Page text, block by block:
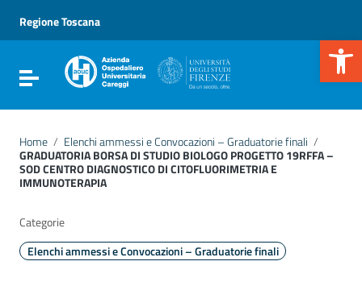
Vai al menu di navigazione
Vai al footer
Regione Toscana
Attiva / disattiva la navigazione
Home / Elenchi ammessi e Convocazioni – Graduatorie finali /
GRADUATORIA BORSA DI STUDIO BIOLOGO PROGETTO 19RFFA –
SOD CENTRO DIAGNOSTICO DI CITOFLUORIMETRIA E
IMMUNOTERAPIA
Categorie
Elenchi ammessi e Convocazioni – Graduatorie finali